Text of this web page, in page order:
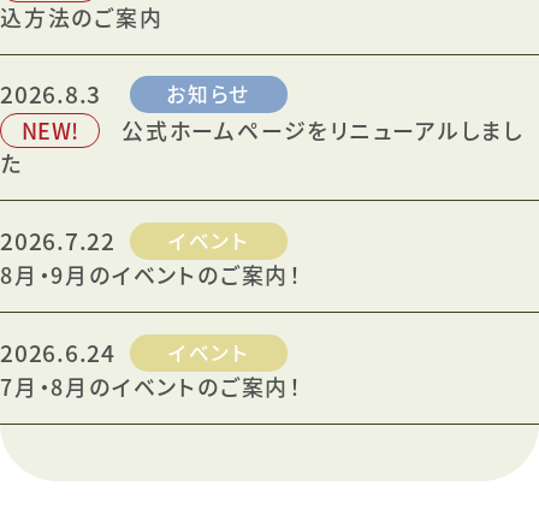
込方法のご案内
2026.8.3 お知らせ
NEW!
公式ホームページをリニューアルしまし
た
2026.7.22 イベント
8月・9月のイベントのご案内！
2026.6.24 イベント
7月・8月のイベントのご案内！